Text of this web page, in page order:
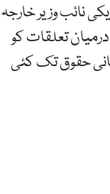
نائب وزیر خارجہ
تعلقات کو
حقوق تک کئی